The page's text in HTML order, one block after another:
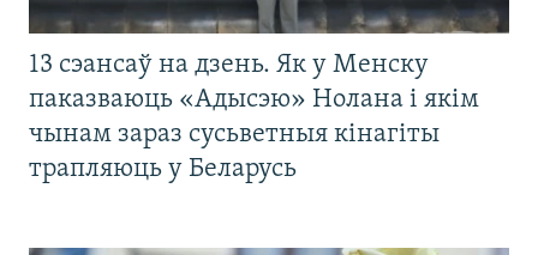
13 сэансаў на дзень. Як у Менску
паказваюць «Адысэю» Нолана і якім
чынам зараз сусьветныя кінагіты
трапляюць у Беларусь